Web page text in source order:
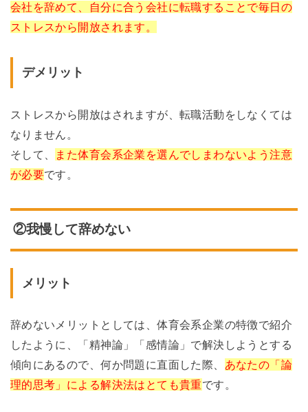
会社を辞めて、自分に合う会社に転職することで毎日の
ストレスから開放されます。
デメリット
ストレスから開放はされますが、転職活動をしなくては
なりません。
そして、
また体育会系企業を選んでしまわないよう注意
が必要です。
②我慢して辞めない
メリット
辞めないメリットとしては、体育会系企業の特徴で紹介
したように、「精神論」「感情論」で解決しようとする
傾向にあるので、何か問題に直面した際、 あなたの「論
理的思考」による解決法はとても貴重です。